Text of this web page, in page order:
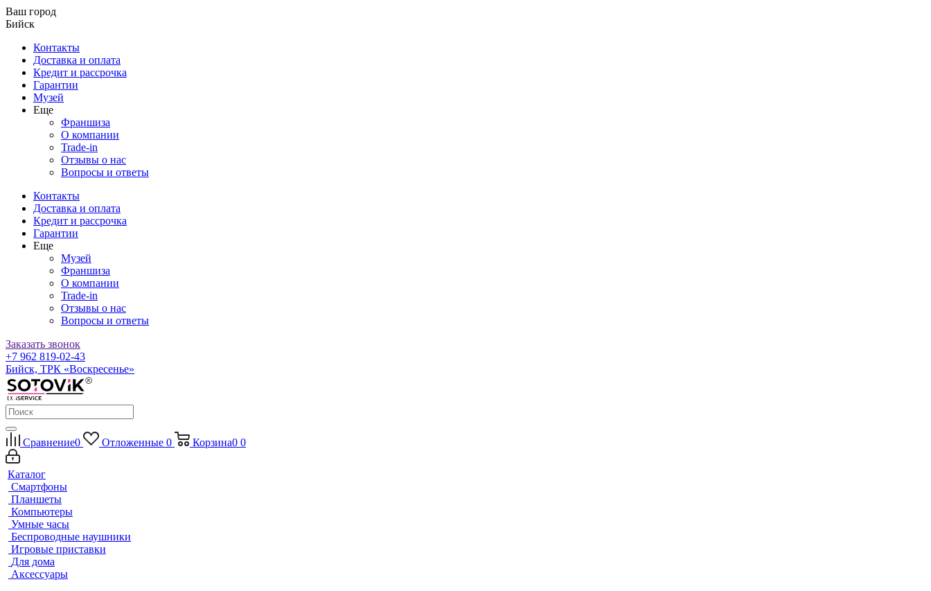
Ваш город
Бийск
Контакты
Доставка и оплата
Кредит и рассрочка
Гарантии
Музей
Еще
Франшиза
О компании
Trade-in
Отзывы о нас
Вопросы и ответы
Контакты
Доставка и оплата
Кредит и рассрочка
Гарантии
Еще
Музей
Франшиза
О компании
Trade-in
Отзывы о нас
Вопросы и ответы
Заказать звонок
+7 962 819-02-43
Бийск, ТРК «Воскресенье»
Сравнение0 Отложенные 0 Корзина0 0
Каталог
Смартфоны
Планшеты
Компьютеры
Умные часы
Беспроводные наушники
Игровые приставки
Для дома
Аксессуары